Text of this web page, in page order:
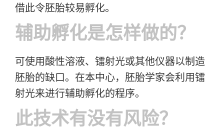
借此令胚胎较易孵化。
辅助孵化是怎样做的？
可使用酸性溶液、镭射光或其他仪器以制造
胚胎的缺口。在本中心，胚胎学家会利用镭
射光来进行辅助孵化的程序。
此技术有没有风险？